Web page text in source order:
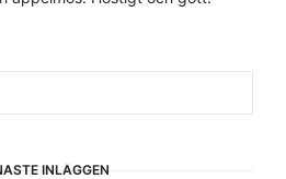
INLÄGGEN